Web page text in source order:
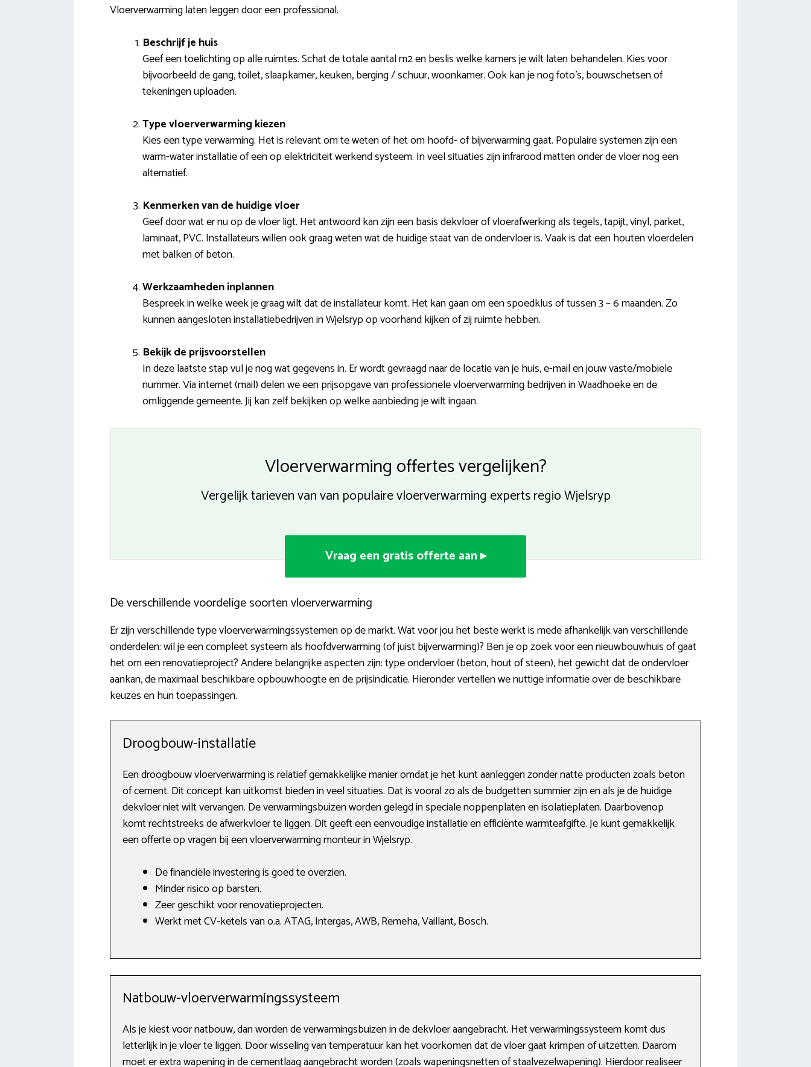
Vloerverwarming laten leggen door een professional.
Beschrijf je huis
Geef een toelichting op alle ruimtes. Schat de totale aantal m2 en beslis welke kamers je wilt laten behandelen. Kies voor
bijvoorbeeld de gang, toilet, slaapkamer, keuken, berging / schuur, woonkamer. Ook kan je nog foto’s, bouwschetsen of
tekeningen uploaden.
Type vloerverwarming kiezen
Kies een type verwarming. Het is relevant om te weten of het om hoofd- of bijverwarming gaat. Populaire systemen zijn een
warm-water installatie of een op elektriciteit werkend systeem. In veel situaties zijn infrarood matten onder de vloer nog een
alternatief.
Kenmerken van de huidige vloer
Geef door wat er nu op de vloer ligt. Het antwoord kan zijn een basis dekvloer of vloerafwerking als tegels, tapijt, vinyl, parket,
laminaat, PVC. Installateurs willen ook graag weten wat de huidige staat van de ondervloer is. Vaak is dat een houten vloerdelen
met balken of beton.
Werkzaamheden inplannen
Bespreek in welke week je graag wilt dat de installateur komt. Het kan gaan om een spoedklus of tussen 3 – 6 maanden. Zo
kunnen aangesloten installatiebedrijven in Wjelsryp op voorhand kijken of zij ruimte hebben.
Bekijk de prijsvoorstellen
In deze laatste stap vul je nog wat gegevens in. Er wordt gevraagd naar de locatie van je huis, e-mail en jouw vaste/mobiele
nummer. Via internet (mail) delen we een prijsopgave van professionele vloerverwarming bedrijven in Waadhoeke en de
omliggende gemeente. Jij kan zelf bekijken op welke aanbieding je wilt ingaan.
Vloerverwarming offertes vergelijken?
Vergelijk tarieven van van populaire vloerverwarming experts regio Wjelsryp
Vraag een gratis offerte aan ▸
De verschillende voordelige soorten vloerverwarming
Er zijn verschillende type vloerverwarmingssystemen op de markt. Wat voor jou het beste werkt is mede afhankelijk van verschillende
onderdelen: wil je een compleet systeem als hoofdverwarming (of juist bijverwarming)? Ben je op zoek voor een nieuwbouwhuis of gaat
het om een renovatieproject? Andere belangrijke aspecten zijn: type ondervloer (beton, hout of steen), het gewicht dat de ondervloer
aankan, de maximaal beschikbare opbouwhoogte en de prijsindicatie. Hieronder vertellen we nuttige informatie over de beschikbare
keuzes en hun toepassingen.
Droogbouw-installatie
Een droogbouw vloerverwarming is relatief gemakkelijke manier omdat je het kunt aanleggen zonder natte producten zoals beton
of cement. Dit concept kan uitkomst bieden in veel situaties. Dat is vooral zo als de budgetten summier zijn en als je de huidige
dekvloer niet wilt vervangen. De verwarmingsbuizen worden gelegd in speciale noppenplaten en isolatieplaten. Daarbovenop
komt rechtstreeks de afwerkvloer te liggen. Dit geeft een eenvoudige installatie en efficiënte warmteafgifte. Je kunt gemakkelijk
een offerte op vragen bij een vloerverwarming monteur in Wjelsryp.
De financiële investering is goed te overzien.
Minder risico op barsten.
Zeer geschikt voor renovatieprojecten.
Werkt met CV-ketels van o.a. ATAG, Intergas, AWB, Remeha, Vaillant, Bosch.
Natbouw-vloerverwarmingssysteem
Als je kiest voor natbouw, dan worden de verwarmingsbuizen in de dekvloer aangebracht. Het verwarmingssysteem komt dus
letterlijk in je vloer te liggen. Door wisseling van temperatuur kan het voorkomen dat de vloer gaat krimpen of uitzetten. Daarom
moet er extra wapening in de cementlaag aangebracht worden (zoals wapeningsnetten of staalvezelwapening). Hierdoor realiseer